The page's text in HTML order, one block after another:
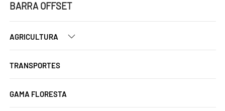
BARRA OFFSET
AGRICULTURA
TRANSPORTES
GAMA FLORESTA